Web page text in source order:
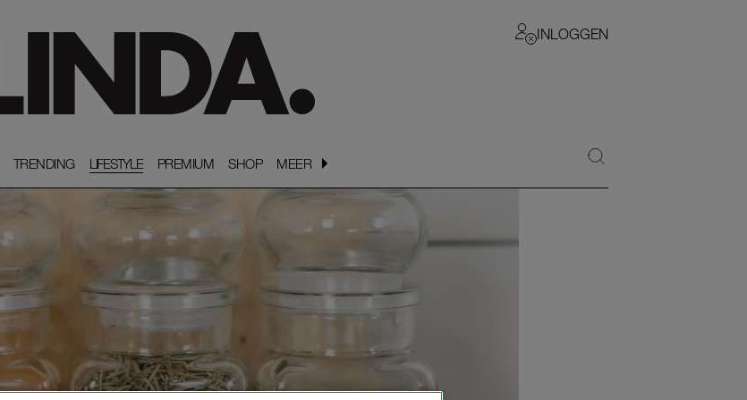
INLOGGEN
TRENDING
TRENDING LIFESTYLE PREMIUM
PREMIUM SHOP
SHOP MEER
MEER